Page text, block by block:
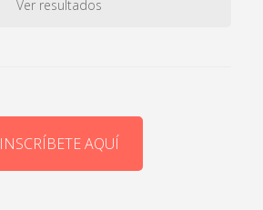
Ver resultados
INSCRÍBETE AQUÍ